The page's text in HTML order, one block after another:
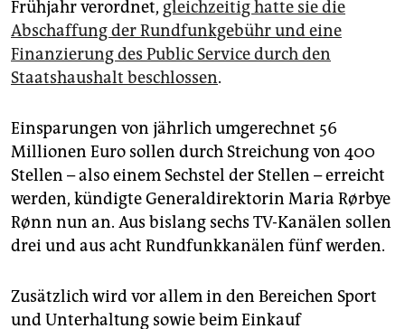
Frühjahr verordnet, gleichzeitig hatte sie die
Abschaffung der Rundfunkgebühr und eine
Finanzierung des Public Service durch den
Staatshaushalt beschlossen.
Einsparungen von jährlich umgerechnet 56
Millionen Euro sollen durch Streichung von 400
Stellen – also einem Sechstel der Stellen – erreicht
werden, kündigte Generaldirektorin Maria Rørbye
Rønn nun an. Aus bislang sechs TV-Kanälen sollen
drei und aus acht Rundfunkkanälen fünf werden.
Zusätzlich wird vor allem in den Bereichen Sport
und Unterhaltung sowie beim Einkauf